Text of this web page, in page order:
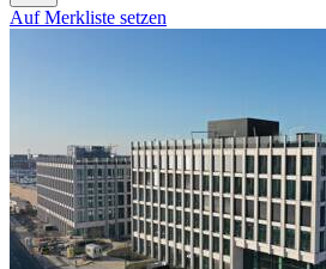
Auf Merkliste setzen